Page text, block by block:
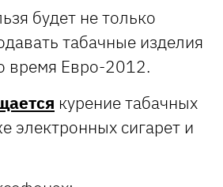
будет не только
табачные изделия
время Евро-2012.
курение табачных
электронных сигарет и